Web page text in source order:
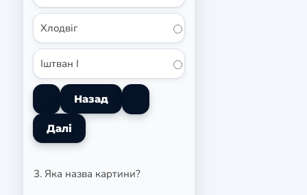
Хлодвіг
Іштван I
3. Яка назва картини?